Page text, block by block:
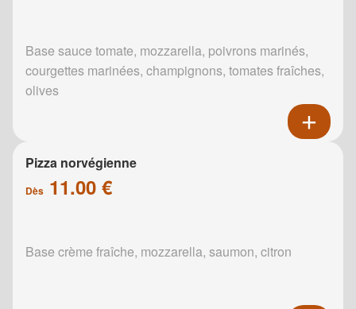
Base sauce tomate, mozzarella, poivrons marinés,
courgettes marinées, champignons, tomates fraîches,
olives
Pizza norvégienne
Dès 11.00 €
Base crème fraîche, mozzarella, saumon, citron